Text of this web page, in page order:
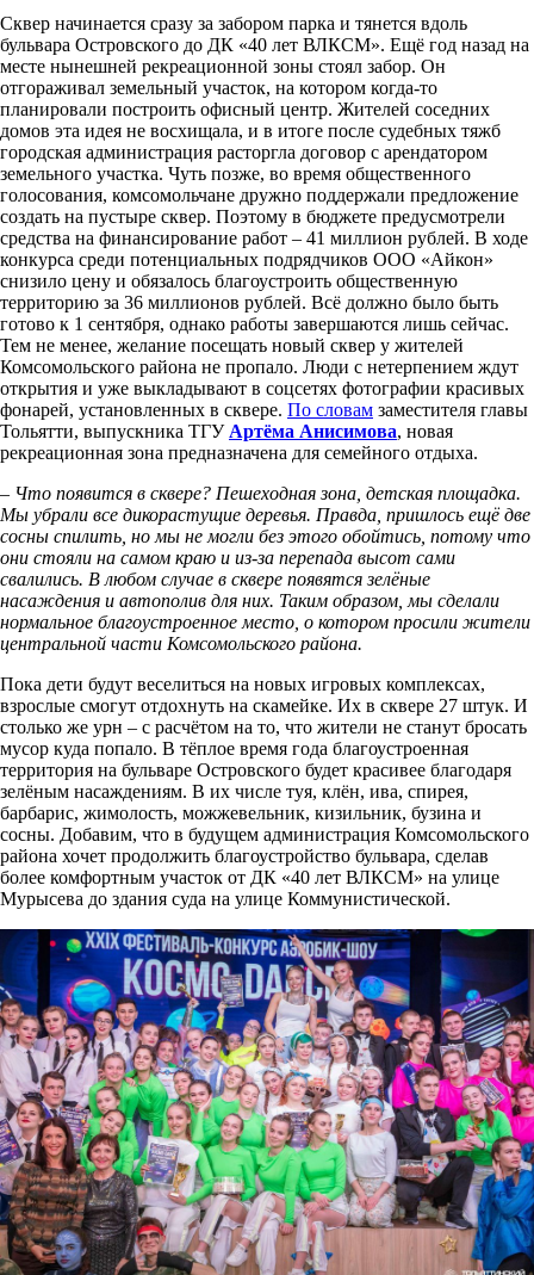
Сквер начинается сразу за забором парка и тянется вдоль
бульвара Островского до ДК «40 лет ВЛКСМ». Ещё год назад на
месте нынешней рекреационной зоны стоял забор. Он
отгораживал земельный участок, на котором когда-то
планировали построить офисный центр. Жителей соседних
домов эта идея не восхищала, и в итоге после судебных тяжб
городская администрация расторгла договор с арендатором
земельного участка. Чуть позже, во время общественного
голосования, комсомольчане дружно поддержали предложение
создать на пустыре сквер. Поэтому в бюджете предусмотрели
средства на финансирование работ – 41 миллион рублей. В ходе
конкурса среди потенциальных подрядчиков ООО «Айкон»
снизило цену и обязалось благоустроить общественную
территорию за 36 миллионов рублей. Всё должно было быть
готово к 1 сентября, однако работы завершаются лишь сейчас.
Тем не менее, желание посещать новый сквер у жителей
Комсомольского района не пропало. Люди с нетерпением ждут
открытия и уже выкладывают в соцсетях фотографии красивых
фонарей, установленных в сквере. По словам заместителя главы
Тольятти, выпускника ТГУАртёма Анисимова, новая
рекреационная зона предназначена для семейного отдыха.
– Что появится в сквере? Пешеходная зона, детская площадка.
Мы убрали все дикорастущие деревья. Правда, пришлось ещё две
сосны спилить, но мы не могли без этого обойтись, потому что
они стояли на самом краю и из-за перепада высот сами
свалились. В любом случае в сквере появятся зелёные
насаждения и автополив для них. Таким образом, мы сделали
нормальное благоустроенное место, о котором просили жители
центральной части Комсомольского района.
Пока дети будут веселиться на новых игровых комплексах,
взрослые смогут отдохнуть на скамейке. Их в сквере 27 штук. И
столько же урн – с расчётом на то, что жители не станут бросать
мусор куда попало. В тёплое время года благоустроенная
территория на бульваре Островского будет красивее благодаря
зелёным насаждениям. В их числе туя, клён, ива, спирея,
барбарис, жимолость, можжевельник, кизильник, бузина и
сосны. Добавим, что в будущем администрация Комсомольского
района хочет продолжить благоустройство бульвара, сделав
более комфортным участок от ДК «40 лет ВЛКСМ» на улице
Мурысева до здания суда на улице Коммунистической.